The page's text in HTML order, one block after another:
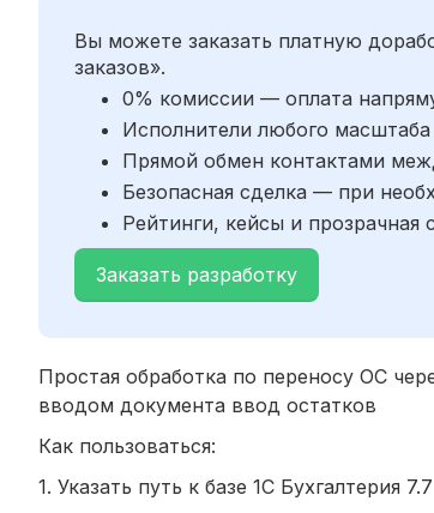
Вы можете заказать платную
заказов».
0% комиссии — оплата
Исполнители любого
Прямой обмен контактами
Безопасная сделка — при
Рейтинги, кейсы и прозрачная
Заказать разработку
Простая обработка по переносу ОС
вводом документа ввод остатков
Как пользоваться:
1. Указать путь к базе 1С Бухгалтерия 7.7